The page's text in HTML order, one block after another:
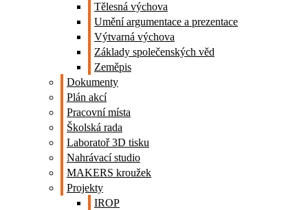
Tělesná výchova
Umění argumentace a prezentace
Výtvarná výchova
Základy společenských věd
Zeměpis
Dokumenty
Plán akcí
Pracovní místa
Školská rada
Laboratoř 3D tisku
Nahrávací studio
MAKERS kroužek
Projekty
IROP